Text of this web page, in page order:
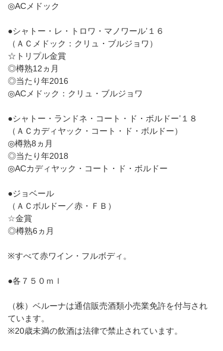
◎ACメドック
●シャトー・レ・トロワ・マノワール’１６
（ＡＣメドック：クリュ・ブルジョワ）
☆トリプル金賞
◎樽熟12ヵ月
◎当たり年2016
◎ACメドック：クリュ・ブルジョワ
●シャトー・ランドネ・コート・ド・ボルドー’１８
（ＡＣカディヤック・コート・ド・ボルドー）
◎樽熟8ヵ月
◎当たり年2018
◎ACカディヤック・コート・ド・ボルドー
●ジョベール
（ＡＣボルドー／赤・ＦＢ）
☆金賞
◎樽熟6ヵ月
※すべて赤ワイン・フルボディ。
●各７５０ｍｌ
（株）ベルーナは通信販売酒類小売業免許を付与され
ています。
※20歳未満の飲酒は法律で禁止されています。